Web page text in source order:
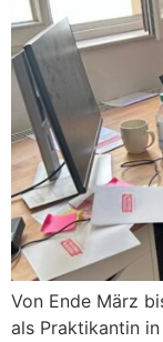
Von Ende März
als Praktikantin